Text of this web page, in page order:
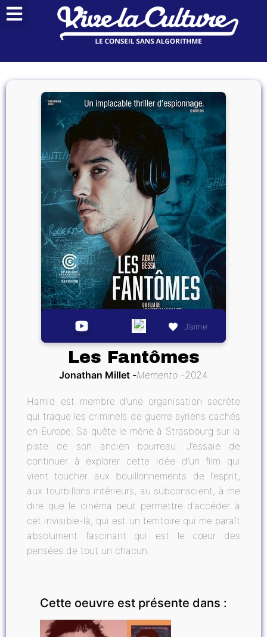
J’aime
Les Fantômes
Jonathan Millet Memento 2024
Hamid est membre d’une organisation secrète
qui traque les criminels de guerre syriens cachés
en Europe. Sa quête le mène à Strasbourg sur la
piste de son ancien bourreau. J’essaie de
continuer à explorer cette idée d’un film qui
vient toucher aux bouillonnements de l’esprit,
aux tourbillons intérieurs, au subconscient, à me
dire que le cinéma peut permettre d’accéder à
cet invisible-là, qui est un territoire qui me paraît
absolument fascinant qui est le cœur des
pensées de tout un chacun.
Cette oeuvre est présente dans :